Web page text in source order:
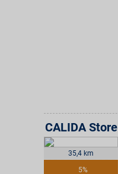
35,4 km
5%
CALIDA Store